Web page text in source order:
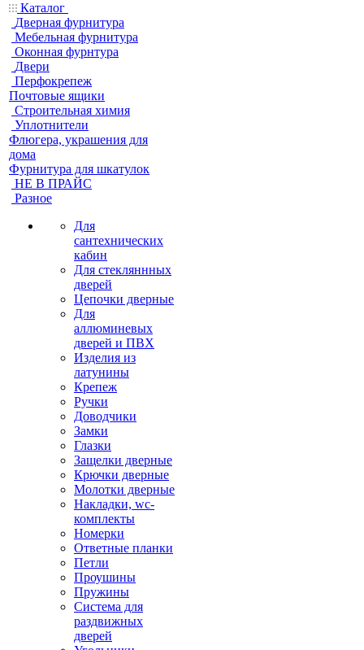
Каталог
Дверная фурнитура
Мебельная фурнитура
Оконная фурнтура
Двери
Перфокрепеж
Почтовые ящики
Строительная химия
Уплотнители
Флюгера, украшения для
дома
Фурнитура для шкатулок
НЕ В ПРАЙС
Разное
Для
сантехнических
кабин
Для стекляннных
дверей
Цепочки дверные
Для
аллюминевых
дверей и ПВХ
Изделия из
латунины
Крепеж
Ручки
Доводчики
Замки
Глазки
Защелки дверные
Крючки дверные
Молотки дверные
Накладки, wc-
комплекты
Номерки
Ответные планки
Петли
Проушины
Пружины
Система для
раздвижных
дверей